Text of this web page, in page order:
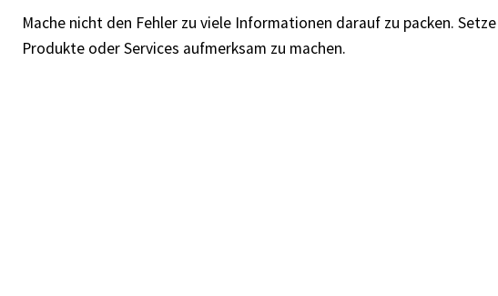
Mache nicht den Fehler zu viele Informationen darauf zu packen.
Produkte oder Services aufmerksam zu machen.